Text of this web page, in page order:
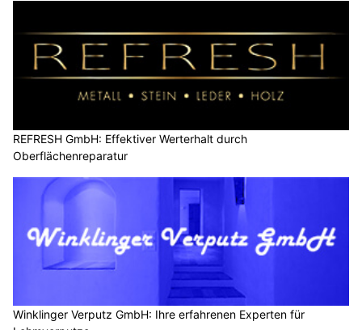
REFRESH GmbH: Effektiver Werterhalt durch
Oberflächenreparatur
Winklinger Verputz GmbH: Ihre erfahrenen Experten für